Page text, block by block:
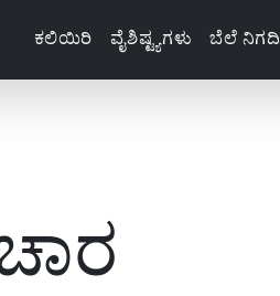
ಕಲಿಯಿರಿ ವೈಶಿಷ್ಟ್ಯಗಳು ಬೆಲೆ ನಿಗದಿ